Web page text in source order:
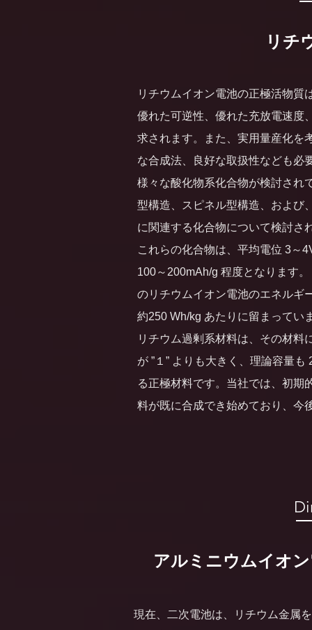
リチ
リチウムイオン電池の正極活物質
優れた可逆性、優れた充放電速度
求されます。また、実用量産化を
な合成法、良好な取扱性なども必
様々な酸化物系化合物が検討され
型構造、スピネル型構造、および
に関連する化合物について検討さ
これらの化合物は、平均電位 3～
100～200mAh/g 程度となります
のリチウムイオン電池のエネルギ
約250 Wh/kg あたりに留まってい
リチウム過剰系材料は、その材料
が ” １” よりも大きく、理論容量
る正極材料です。当社では、初期
料が既に合成でき始めており、今
アルミニウムイオ
現在、二次電池は、リチウム金属